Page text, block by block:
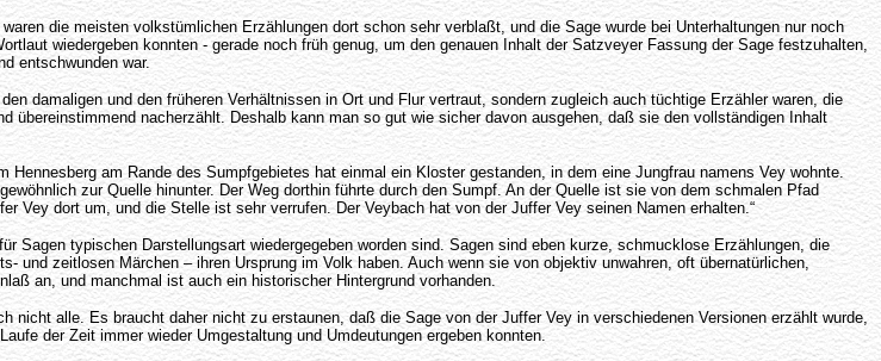
die meisten volkstümlichen Erzählungen dort schon sehr verblaßt, und die Sage wurde bei Unterhaltungen nur noch
wiedergeben konnten - gerade noch früh genug, um den genauen Inhalt der Satzveyer Fassung der Sage festzuhalten,
entschwunden war.
damaligen und den früheren Verhältnissen in Ort und Flur vertraut, sondern zugleich auch tüchtige Erzähler waren, die
übereinstimmend nacherzählt. Deshalb kann man so gut wie sicher davon ausgehen, daß sie den vollständigen Inhalt
am Rande des Sumpfgebietes hat einmal ein Kloster gestanden, in dem eine Jungfrau namens Vey wohnte.
zur Quelle hinunter. Der Weg dorthin führte durch den Sumpf. An der Quelle ist sie von dem schmalen Pfad
dort um, und die Stelle ist sehr verrufen. Der Veybach hat von der Juffer Vey seinen Namen erhalten.“
Sagen typischen Darstellungsart wiedergegeben worden sind. Sagen sind eben kurze, schmucklose Erzählungen, die
und zeitlosen Märchen – ihren Ursprung im Volk haben. Auch wenn sie von objektiv unwahren, oft übernatürlichen,
an, und manchmal ist auch ein historischer Hintergrund vorhanden.
alle. Es braucht daher nicht zu erstaunen, daß die Sage von der Juffer Vey in verschiedenen Versionen erzählt wurde,
der Zeit immer wieder Umgestaltung und Umdeutungen ergeben konnten.